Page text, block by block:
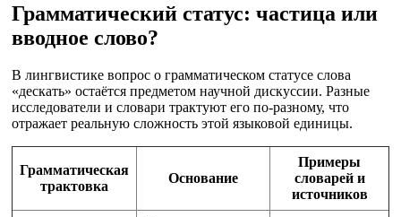
Грамматический статус: частица или
вводное слово?
В лингвистике вопрос о грамматическом статусе слова
«дескать» остаётся предметом научной дискуссии. Разные
исследователи и словари трактуют его по-разному, что
отражает реальную сложность этой языковой единицы.
Грамматическая
трактовка
Основание
Примеры
словарей и
источников